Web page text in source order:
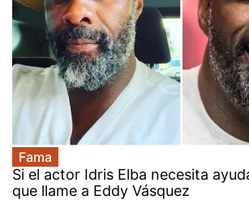
Fama
Si el actor Idris Elba necesita
que llame a Eddy Vásquez